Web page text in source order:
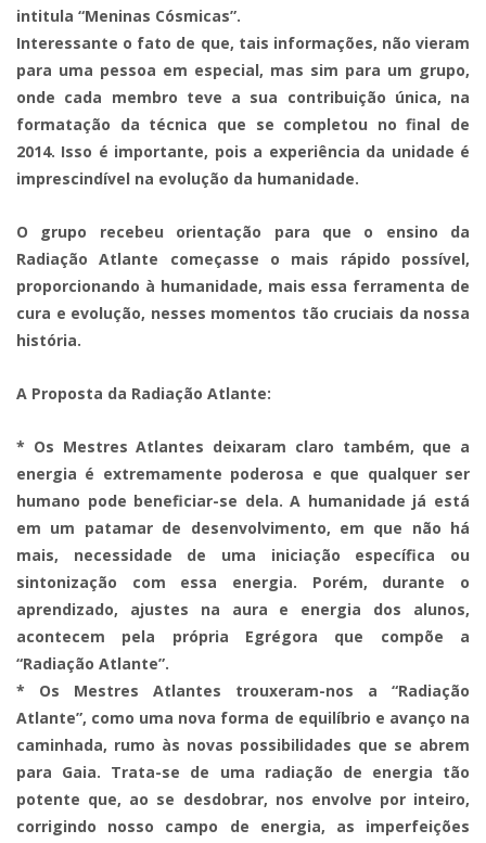
intitula “Meninas Cósmicas”.
Interessante o fato de que, tais informações, não vieram
para uma pessoa em especial, mas sim para um grupo,
onde cada membro teve a sua contribuição única, na
formatação da técnica que se completou no final de
2014. Isso é importante, pois a experiência da unidade é
imprescindível na evolução da humanidade.
O grupo recebeu orientação para que o ensino da
Radiação Atlante começasse o mais rápido possível,
proporcionando à humanidade, mais essa ferramenta de
cura e evolução, nesses momentos tão cruciais da nossa
história.
A Proposta da Radiação Atlante:
* Os Mestres Atlantes deixaram claro também, que a
energia é extremamente poderosa e que qualquer ser
humano pode beneficiar-se dela. A humanidade já está
em um patamar de desenvolvimento, em que não há
mais, necessidade de uma iniciação específica ou
sintonização com essa energia. Porém, durante o
aprendizado, ajustes na aura e energia dos alunos,
acontecem pela própria Egrégora que compõe a
“Radiação Atlante”.
* Os Mestres Atlantes trouxeram-nos a “Radiação
Atlante”, como uma nova forma de equilíbrio e avanço na
caminhada, rumo às novas possibilidades que se abrem
para Gaia. Trata-se de uma radiação de energia tão
potente que, ao se desdobrar, nos envolve por inteiro,
corrigindo nosso campo de energia, as imperfeições